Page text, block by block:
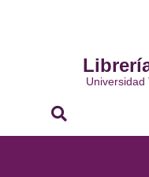
Universidad
Buscar